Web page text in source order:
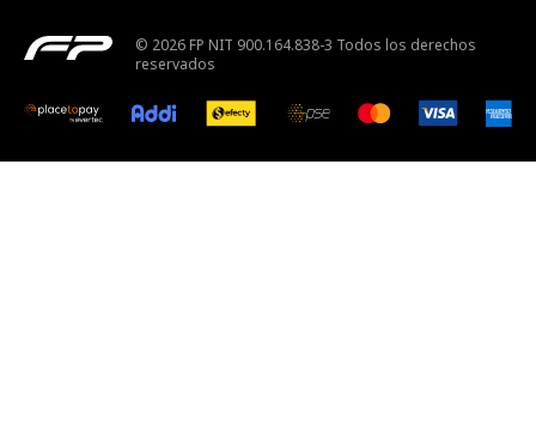
© 2026 FP NIT 900.164.838-3 Todos los derechos
reservados